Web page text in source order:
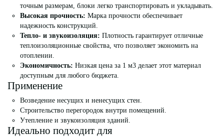
точным размерам, блоки легко транспортировать и укладывать.
Высокая прочность: Марка прочности обеспечивает
надежность конструкций.
Тепло- и звукоизоляция: Плотность гарантирует отличные
теплоизоляционные свойства, что позволяет экономить на
отоплении.
Экономичность: Низкая цена за 1 м3 делает этот материал
доступным для любого бюджета.
Применение
Возведение несущих и ненесущих стен.
Строительство перегородок внутри помещений.
Утепление и звукоизоляция зданий.
Идеально подходит для